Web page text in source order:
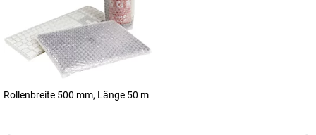
Rollenbreite 500 mm, Länge 50 m